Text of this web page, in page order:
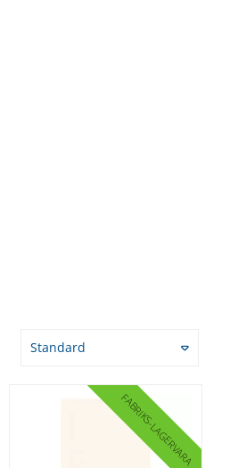
Standard
FABRIKS
LAGERVARA